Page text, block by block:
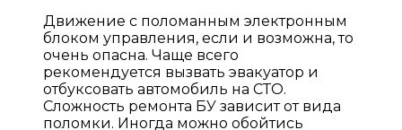
Движение с поломанным электронным
блоком управления, если и возможна, то
очень опасна. Чаще всего
рекомендуется вызвать эвакуатор и
отбуксовать автомобиль на СТО.
Сложность ремонта БУ зависит от вида
поломки. Иногда можно обойтись